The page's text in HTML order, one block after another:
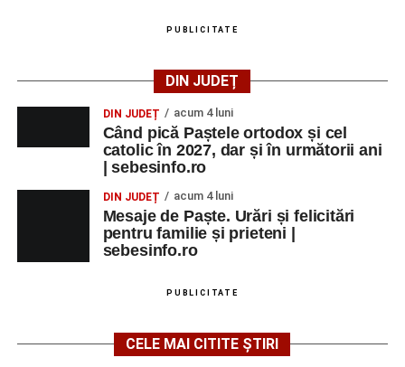
PUBLICITATE
DIN JUDEȚ
DIN JUDEȚ acum 4 luni
Când pică Paștele ortodox și cel
catolic în 2027, dar și în următorii ani
| sebesinfo.ro
DIN JUDEȚ acum 4 luni
Mesaje de Paște. Urări și felicitări
pentru familie și prieteni |
sebesinfo.ro
PUBLICITATE
CELE MAI CITITE ȘTIRI